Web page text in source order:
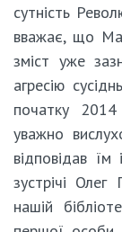
сутність
вважає, що
зміст уже
агресію
початку
уважно
відповідав їм
зустрічі
нашій